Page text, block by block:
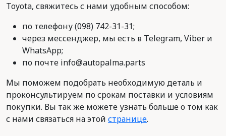
Toyota, свяжитесь с нами удобным способом:
по телефону (098) 742-31-31;
через мессенджер, мы есть в Telegram, Viber и
WhatsApp;
по почте info@autopalma.parts
Мы поможем подобрать необходимую деталь и
проконсультируем по срокам поставки и условиям
покупки. Вы так же можете узнать больше о том как
с нами связаться на этой странице.